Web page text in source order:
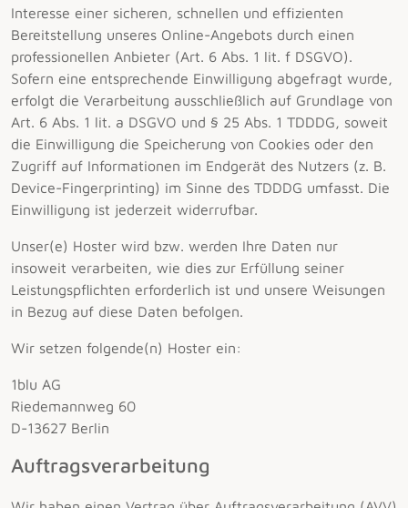
Interesse einer sicheren, schnellen und effizienten
Bereitstellung unseres Online-Angebots durch einen
professionellen Anbieter (Art. 6 Abs. 1 lit. f DSGVO).
Sofern eine entsprechende Einwilligung abgefragt wurde,
erfolgt die Verarbeitung ausschließlich auf Grundlage von
Art. 6 Abs. 1 lit. a DSGVO und § 25 Abs. 1 TDDDG, soweit
die Einwilligung die Speicherung von Cookies oder den
Zugriff auf Informationen im Endgerät des Nutzers (z. B.
Device-Fingerprinting) im Sinne des TDDDG umfasst. Die
Einwilligung ist jederzeit widerrufbar.
Unser(e) Hoster wird bzw. werden Ihre Daten nur
insoweit verarbeiten, wie dies zur Erfüllung seiner
Leistungspflichten erforderlich ist und unsere Weisungen
in Bezug auf diese Daten befolgen.
Wir setzen folgende(n) Hoster ein:
1blu AG
Riedemannweg 60
D-13627 Berlin
Auftragsverarbeitung